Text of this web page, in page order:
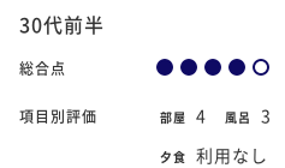
30代前半
総合点
項目別評価 部屋 4 風呂 3
夕食 利用なし